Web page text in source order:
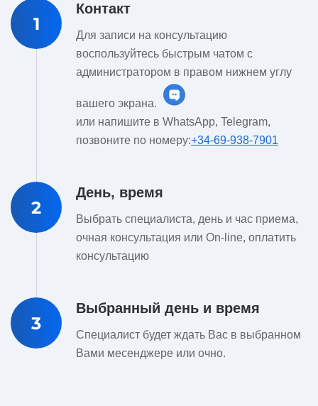
1
Контакт
Для записи на консультацию
воспользуйтесь быстрым чатом с
администратором в правом нижнем углу
вашего экрана.
или напишите в WhatsApp, Telegram,
позвоните по номеру:+34-69-938-7901
2
День, время
Выбрать специалиста, день и час приема,
очная консультация или On-line, оплатить
консультацию
3
Выбранный день и время
Специалист будет ждать Вас в выбранном
Вами месенджере или очно.